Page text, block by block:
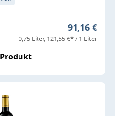
Regulärer
91,16 €
0,75 Liter 121,55 €* / 1 Liter